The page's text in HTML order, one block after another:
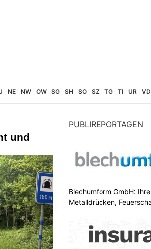
NE NW OW SG SH SO SZ TG TI UR VD
und
PUBLIREPORTAGEN
Blechumform GmbH:
Metalldrücken,